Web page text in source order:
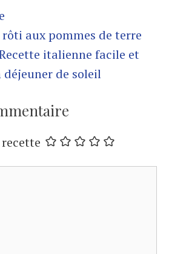
rôti aux pommes de terre
italienne facile et
déjeuner de soleil